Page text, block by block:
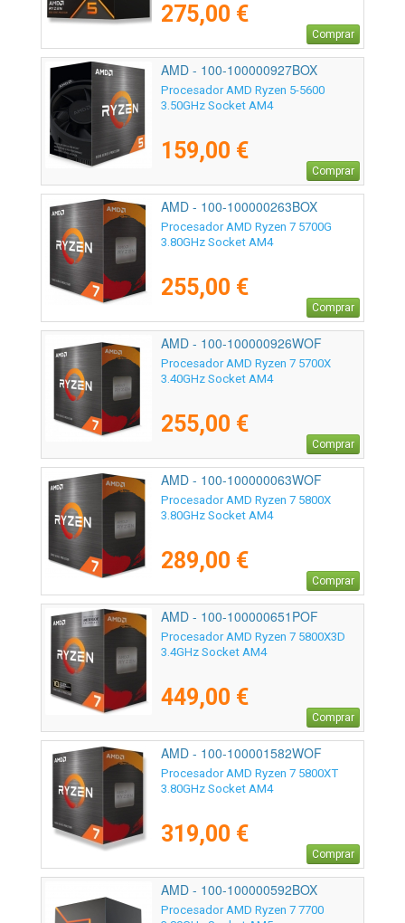
275,00 €
Comprar
AMD - 100-100000927BOX
Procesador AMD Ryzen 5-5600
3.50GHz Socket AM4
159,00 €
Comprar
AMD - 100-100000263BOX
Procesador AMD Ryzen 7 5700G
3.80GHz Socket AM4
255,00 €
Comprar
AMD - 100-100000926WOF
Procesador AMD Ryzen 7 5700X
3.40GHz Socket AM4
255,00 €
Comprar
AMD - 100-100000063WOF
Procesador AMD Ryzen 7 5800X
3.80GHz Socket AM4
289,00 €
Comprar
AMD - 100-100000651POF
Procesador AMD Ryzen 7 5800X3D
3.4GHz Socket AM4
449,00 €
Comprar
AMD - 100-100001582WOF
Procesador AMD Ryzen 7 5800XT
3.80GHz Socket AM4
319,00 €
Comprar
AMD - 100-100000592BOX
Procesador AMD Ryzen 7 7700